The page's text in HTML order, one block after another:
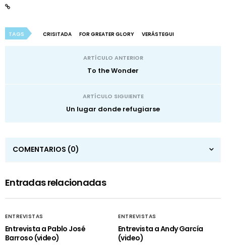
TAGS CRISITADA FOR GREATER GLORY VERÁSTEGUI
ARTÍCULO ANTERIOR
To the Wonder
ARTÍCULO SIGUIENTE
Un lugar donde refugiarse
COMENTARIOS (0)
Entradas relacionadas
ENTREVISTAS
Entrevista a Pablo José
Barroso (video)
ENTREVISTAS
Entrevista a Andy García
(video)